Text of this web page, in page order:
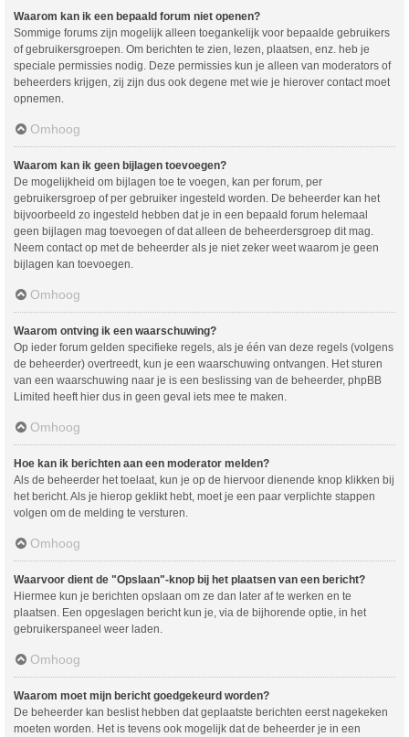
Waarom kan ik een bepaald forum niet openen?
Sommige forums zijn mogelijk alleen toegankelijk voor bepaalde gebruikers
of gebruikersgroepen. Om berichten te zien, lezen, plaatsen, enz. heb je
speciale permissies nodig. Deze permissies kun je alleen van moderators of
beheerders krijgen, zij zijn dus ook degene met wie je hierover contact moet
opnemen.
Omhoog
Waarom kan ik geen bijlagen toevoegen?
De mogelijkheid om bijlagen toe te voegen, kan per forum, per
gebruikersgroep of per gebruiker ingesteld worden. De beheerder kan het
bijvoorbeeld zo ingesteld hebben dat je in een bepaald forum helemaal
geen bijlagen mag toevoegen of dat alleen de beheerdersgroep dit mag.
Neem contact op met de beheerder als je niet zeker weet waarom je geen
bijlagen kan toevoegen.
Omhoog
Waarom ontving ik een waarschuwing?
Op ieder forum gelden specifieke regels, als je één van deze regels (volgens
de beheerder) overtreedt, kun je een waarschuwing ontvangen. Het sturen
van een waarschuwing naar je is een beslissing van de beheerder, phpBB
Limited heeft hier dus in geen geval iets mee te maken.
Omhoog
Hoe kan ik berichten aan een moderator melden?
Als de beheerder het toelaat, kun je op de hiervoor dienende knop klikken bij
het bericht. Als je hierop geklikt hebt, moet je een paar verplichte stappen
volgen om de melding te versturen.
Omhoog
Waarvoor dient de "Opslaan"-knop bij het plaatsen van een bericht?
Hiermee kun je berichten opslaan om ze dan later af te werken en te
plaatsen. Een opgeslagen bericht kun je, via de bijhorende optie, in het
gebruikerspaneel weer laden.
Omhoog
Waarom moet mijn bericht goedgekeurd worden?
De beheerder kan beslist hebben dat geplaatste berichten eerst nagekeken
moeten worden. Het is tevens ook mogelijk dat de beheerder je in een